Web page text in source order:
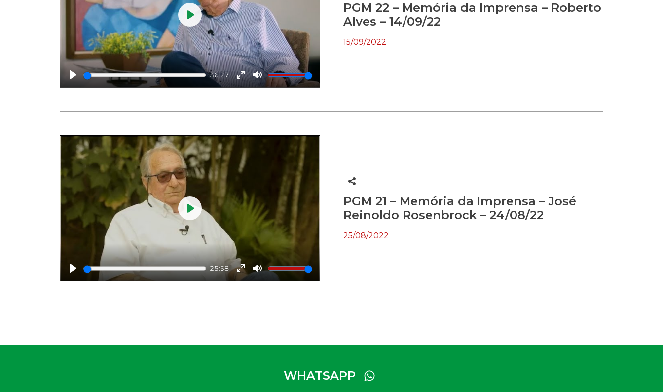
Play
36:27
EnterMute
Play
PGM 22 – Memória da Imprensa – Roberto
Alves – 14/09/22
15/09/2022
Play
25:58
EnterMute
Play
PGM 21 – Memória da Imprensa – José
Reinoldo Rosenbrock – 24/08/22
25/08/2022
WHATSAPP